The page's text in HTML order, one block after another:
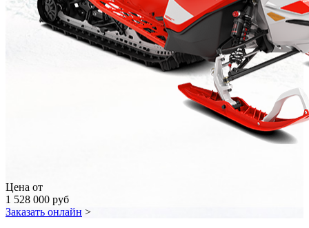
Цена от
1 528 000 руб
Заказать онлайн >